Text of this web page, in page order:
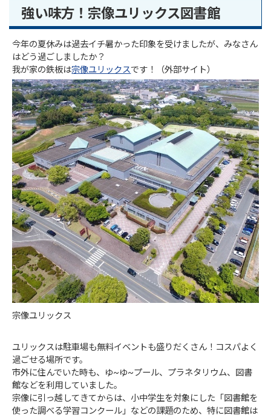
強い味方！宗像ユリックス図書館
今年の夏休みは過去イチ暑かった印象を受けましたが、みなさん
はどう過ごしましたか？
我が家の鉄板は宗像ユリックスです！（外部サイト）
宗像ユリックス
ユリックスは駐車場も無料イベントも盛りだくさん！コスパよく
過ごせる場所です。
市外に住んでいた時も、ゆ~ゆ~プール、プラネタリウム、図書
館などを利用していました。
宗像に引っ越してきてからは、小中学生を対象にした「図書館を
使った調べる学習コンクール」などの課題のため、特に図書館は